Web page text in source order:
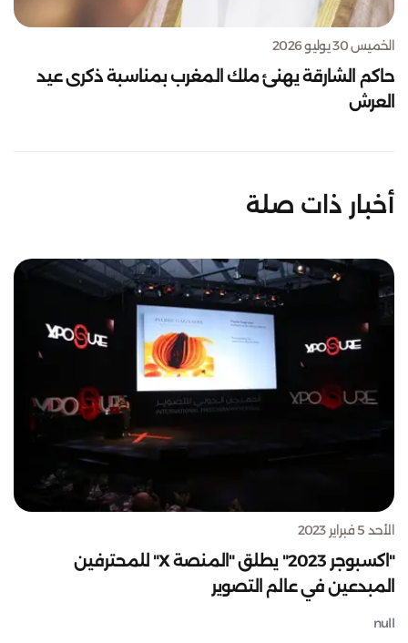
الخميس 30 يوليو 2026
حاكم الشارقة يهنئ ملك المغرب بمناسبة ذكرى عيد
العرش
أخبار ذات صلة
الأحد 5 فبراير 2023
"اكسبوجر 2023" يطلق "المنصة X" للمحترفين
المبدعين في عالم التصوير
null